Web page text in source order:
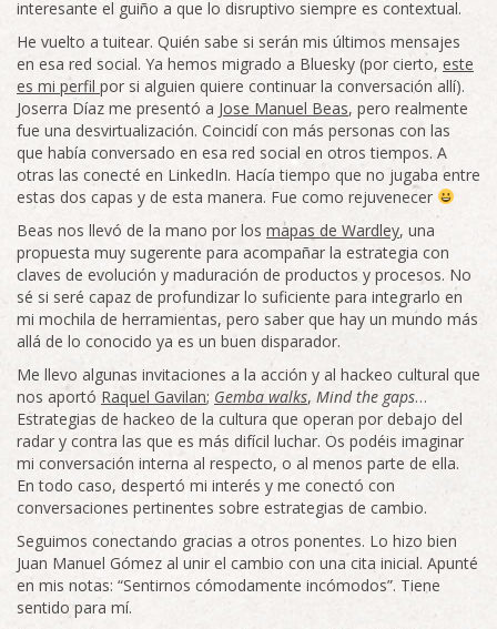
interesante el guiño a que lo disruptivo siempre es contextual.
He vuelto a tuitear. Quién sabe si serán mis últimos mensajes
en esa red social. Ya hemos migrado a Bluesky (por cierto, este
es mi perfil por si alguien quiere continuar la conversación allí).
Joserra Díaz me presentó a Jose Manuel Beas, pero realmente
fue una desvirtualización. Coincidí con más personas con las
que había conversado en esa red social en otros tiempos. A
otras las conecté en LinkedIn. Hacía tiempo que no jugaba entre
estas dos capas y de esta manera. Fue como rejuvenecer
Beas nos llevó de la mano por los mapas de Wardley, una
propuesta muy sugerente para acompañar la estrategia con
claves de evolución y maduración de productos y procesos. No
sé si seré capaz de profundizar lo suficiente para integrarlo en
mi mochila de herramientas, pero saber que hay un mundo más
allá de lo conocido ya es un buen disparador.
Me llevo algunas invitaciones a la acción y al hackeo cultural que
nos aportó Raquel Gavilan; Gemba walks, Mind the gaps…
Estrategias de hackeo de la cultura que operan por debajo del
radar y contra las que es más difícil luchar. Os podéis imaginar
mi conversación interna al respecto, o al menos parte de ella.
En todo caso, despertó mi interés y me conectó con
conversaciones pertinentes sobre estrategias de cambio.
Seguimos conectando gracias a otros ponentes. Lo hizo bien
Juan Manuel Gómez al unir el cambio con una cita inicial. Apunté
en mis notas: “Sentirnos cómodamente incómodos”. Tiene
sentido para mí.